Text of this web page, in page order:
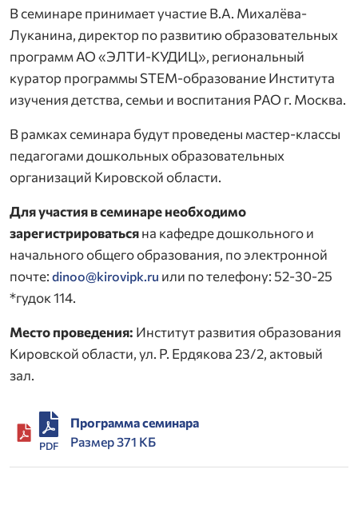
В семинаре принимает участие В.А. Михалёва-
Луканина, директор по развитию образовательных
программ АО «ЭЛТИ-КУДИЦ», региональный
куратор программы STEM-образование Института
изучения детства, семьи и воспитания РАО г. Москва.
В рамках семинара будут проведены мастер-классы
педагогами дошкольных образовательных
организаций Кировской области.
Для участия в семинаре необходимо
зарегистрироватьсяна кафедре дошкольного и
начального общего образования, по электронной
почте: dinoo@kirovipk.ru или по телефону: 52-30-25
*гудок 114.
Место проведения: Институт развития образования
Кировской области, ул. Р. Ердякова 23/2, актовый
зал.
PDF
Программа семинара
Размер 371 КБ